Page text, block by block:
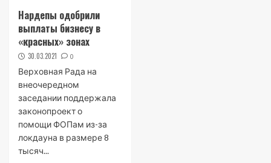
Нардепы одобрили
выплаты бизнесу в
«красных» зонах
30.03.2021 0
Верховная Рада на
внеочередном
заседании поддержала
законопроект о
помощи ФОПам из-за
локдауна в размере 8
тысяч...